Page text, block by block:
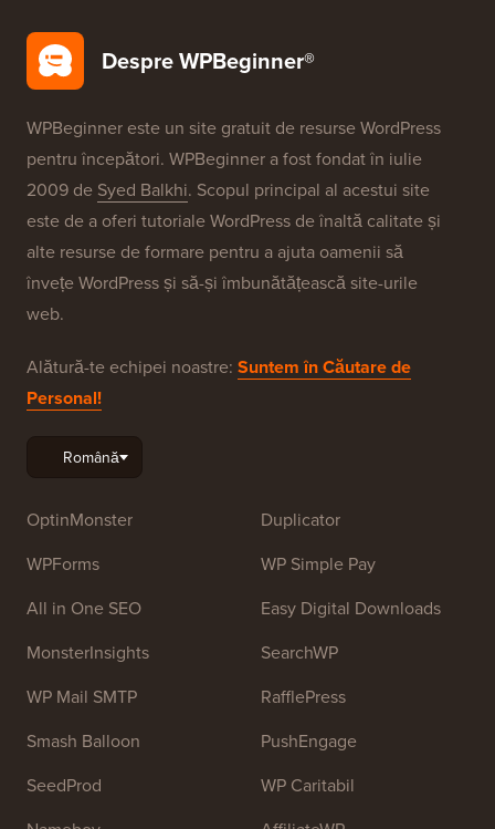
Despre WPBeginner®
WPBeginner este un site gratuit de resurse WordPress
pentru începători. WPBeginner a fost fondat în iulie
2009 de Syed Balkhi. Scopul principal al acestui site
este de a oferi tutoriale WordPress de înaltă calitate și
alte resurse de formare pentru a ajuta oamenii să
învețe WordPress și să-și îmbunătățească site-urile
web.
Alătură-te echipei noastre: Suntem în Căutare de
Personal!
OptinMonster
WPForms
All in One SEO
MonsterInsights
WP Mail SMTP
Smash Balloon
SeedProd
Duplicator
WP Simple Pay
Easy Digital Downloads
SearchWP
RafflePress
PushEngage
WP Caritabil